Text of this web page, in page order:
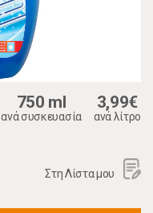
750 ml
ανά συσκευασία
3,99€
ανά λίτρο
Στη Λίστα μου